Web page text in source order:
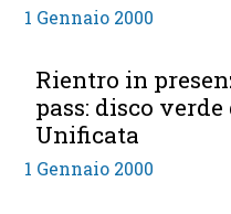
1 Gennaio 2000
Rientro in
pass: disco
Unificata
1 Gennaio 2000